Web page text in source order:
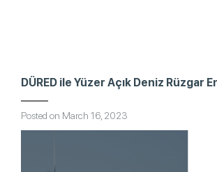
DÜRED ile Yüzer Açık Deniz Rüzgar
Posted on March 16, 2023